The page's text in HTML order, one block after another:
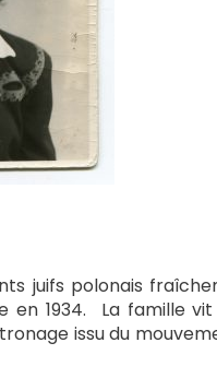
juifs polonais
en 1934. La famille
issu du